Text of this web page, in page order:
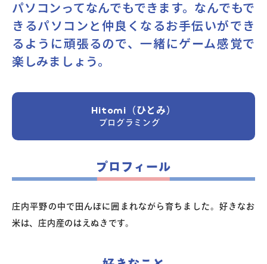
アクセス
よくあるご質問
お問い合わせ
団体向け出張英会話
パソコンってなんでもできます。なんでもで
きるパソコンと仲良くなるお手伝いができ
るように頑張るので、一緒にゲーム感覚で
楽しみましょう。
Hitomi（ひとみ）
プログラミング
プロフィール
庄内平野の中で田んぼに囲まれながら育ちました。好きなお
米は、庄内産のはえぬきです。